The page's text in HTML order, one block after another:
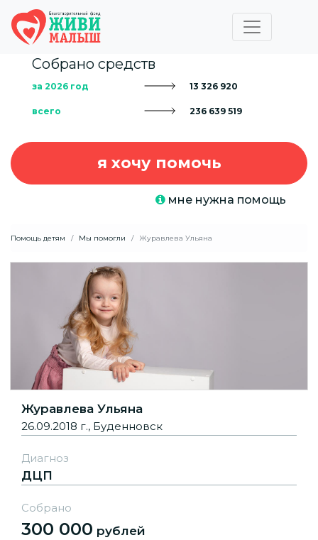
Собрано средств
за 2026 год 13 326 920
всего 236 639 519
я хочу помочь
мне нужна помощь
Помощь детям Мы помогли Журавлева Ульяна
Журавлева Ульяна
26.09.2018 г., Буденновск
Диагноз
ДЦП
Собрано
300 000 рублей